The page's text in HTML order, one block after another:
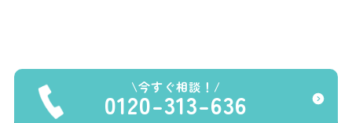
今すぐ相談！
0120-313-636